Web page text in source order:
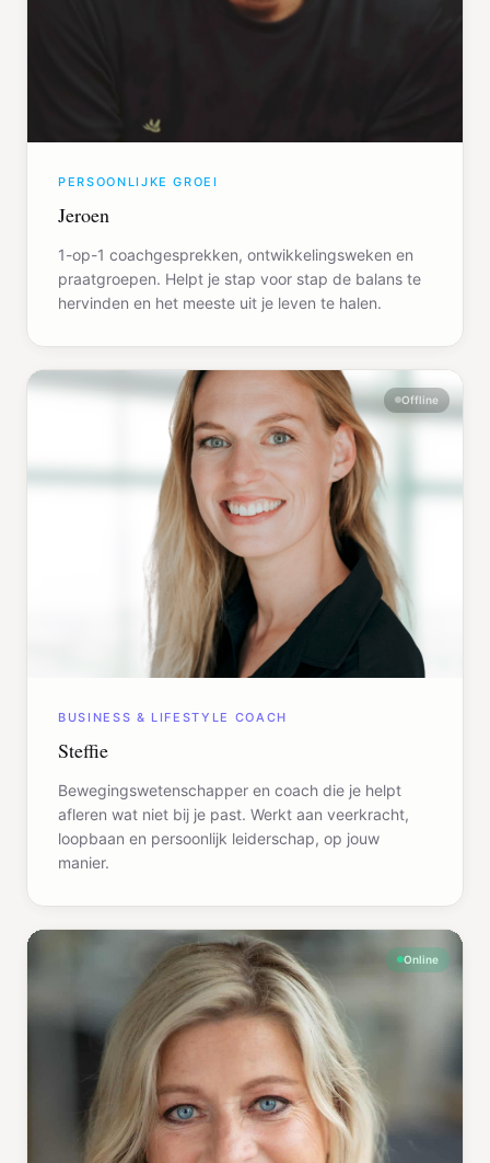
PERSOONLIJKE GROEI
Jeroen
1-op-1 coachgesprekken, ontwikkelingsweken en
praatgroepen. Helpt je stap voor stap de balans te
hervinden en het meeste uit je leven te halen.
Offline
BUSINESS & LIFESTYLE COACH
Steffie
Bewegingswetenschapper en coach die je helpt
afleren wat niet bij je past. Werkt aan veerkracht,
loopbaan en persoonlijk leiderschap, op jouw
manier.
Online